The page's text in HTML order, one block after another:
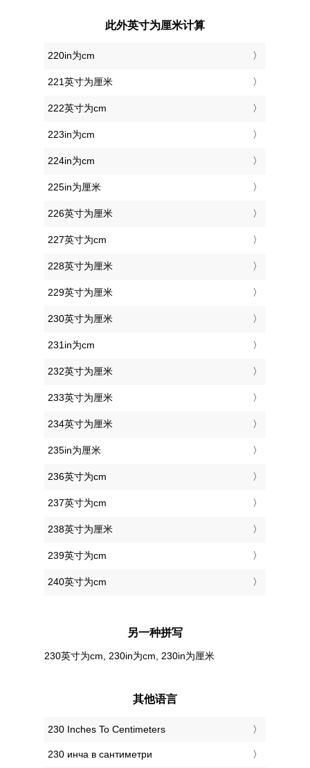
此外英寸为厘米计算
220in为cm
221英寸为厘米
222英寸为cm
223in为cm
224in为cm
225in为厘米
226英寸为厘米
227英寸为cm
228英寸为厘米
229英寸为厘米
230英寸为厘米
231in为cm
232英寸为厘米
233英寸为厘米
234英寸为厘米
235in为厘米
236英寸为cm
237英寸为cm
238英寸为厘米
239英寸为cm
240英寸为cm
另一种拼写
230英寸为cm, 230in为cm, 230in为厘米
其他语言
‎230 Inches To Centimeters
‎230 инча в сантиметри